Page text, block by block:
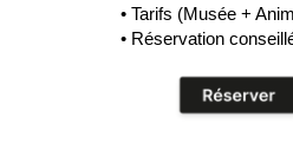
• Tarifs (Musée +
• Réservation